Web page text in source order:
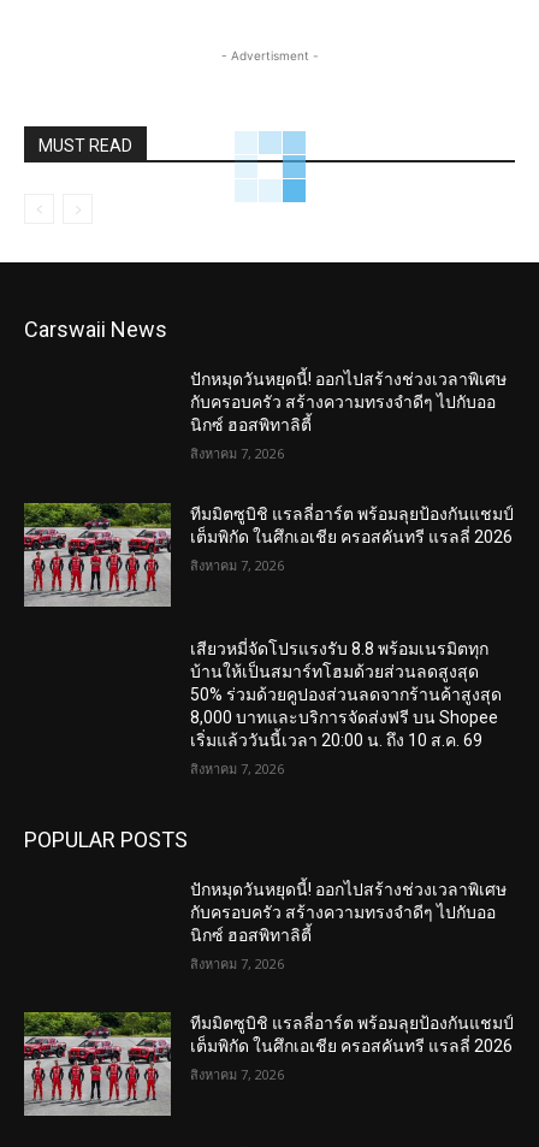
- Advertisment -
MUST READ
Carswaii News
ปักหมุดวันหยุดนี้! ออกไปสร้างช่วงเวลาพิเศษ
กับครอบครัว สร้างความทรงจำดีๆ ไปกับออ
นิกซ์ ฮอสพิทาลิตี้
สิงหาคม 7, 2026
ทีมมิตซูบิชิ แรลลี่อาร์ต พร้อมลุยป้องกันแชมป์
เต็มพิกัด ในศึกเอเชีย ครอสคันทรี แรลลี่ 2026
สิงหาคม 7, 2026
เสียวหมี่จัดโปรแรงรับ 8.8 พร้อมเนรมิตทุก
บ้านให้เป็นสมาร์ทโฮมด้วยส่วนลดสูงสุด
50% ร่วมด้วยคูปองส่วนลดจากร้านค้าสูงสุด
8,000 บาทและบริการจัดส่งฟรี บน Shopee
เริ่มแล้ววันนี้เวลา 20:00 น. ถึง 10 ส.ค. 69
สิงหาคม 7, 2026
POPULAR POSTS
ปักหมุดวันหยุดนี้! ออกไปสร้างช่วงเวลาพิเศษ
กับครอบครัว สร้างความทรงจำดีๆ ไปกับออ
นิกซ์ ฮอสพิทาลิตี้
สิงหาคม 7, 2026
ทีมมิตซูบิชิ แรลลี่อาร์ต พร้อมลุยป้องกันแชมป์
เต็มพิกัด ในศึกเอเชีย ครอสคันทรี แรลลี่ 2026
สิงหาคม 7, 2026